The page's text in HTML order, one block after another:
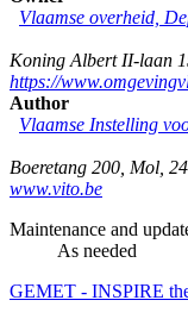
Vlaamse overheid,
Koning Albert II-laan
https://
Author
Vlaamse Instelling
Boeretang 200 Mol
www.vito.be
Maintenance and
As needed
GEMET - INSPIRE